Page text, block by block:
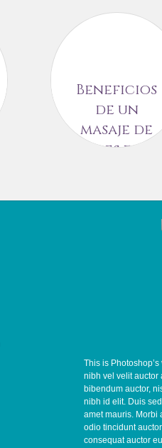
Beneficios
de un
masaje de
pies en
24 JUNIO, 2016
This is
nibh vel velit auctor
bibendum auctor,
nibh id elit. Duis
amet mauris. Morbi
odio tincidunt
consequat auctor